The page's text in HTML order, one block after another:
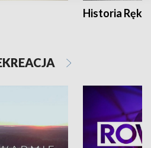
Historia Ręką